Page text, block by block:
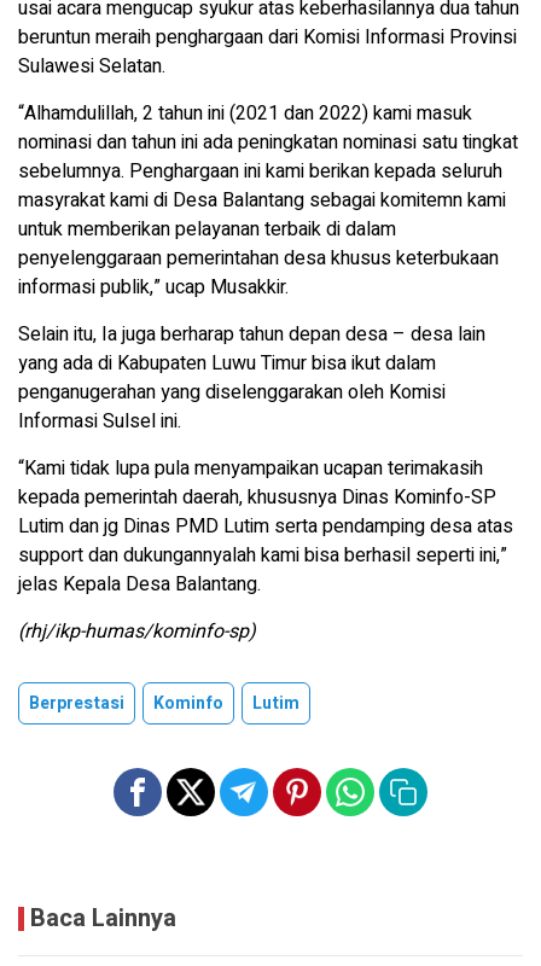
usai acara mengucap syukur atas keberhasilannya dua tahun
beruntun meraih penghargaan dari Komisi Informasi Provinsi
Sulawesi Selatan.
“Alhamdulillah, 2 tahun ini (2021 dan 2022) kami masuk
nominasi dan tahun ini ada peningkatan nominasi satu tingkat
sebelumnya. Penghargaan ini kami berikan kepada seluruh
masyrakat kami di Desa Balantang sebagai komitemn kami
untuk memberikan pelayanan terbaik di dalam
penyelenggaraan pemerintahan desa khusus keterbukaan
informasi publik,” ucap Musakkir.
Selain itu, Ia juga berharap tahun depan desa – desa lain
yang ada di Kabupaten Luwu Timur bisa ikut dalam
penganugerahan yang diselenggarakan oleh Komisi
Informasi Sulsel ini.
“Kami tidak lupa pula menyampaikan ucapan terimakasih
kepada pemerintah daerah, khususnya Dinas Kominfo-SP
Lutim dan jg Dinas PMD Lutim serta pendamping desa atas
support dan dukungannyalah kami bisa berhasil seperti ini,”
jelas Kepala Desa Balantang.
(rhj/ikp-humas/kominfo-sp)
Berprestasi Kominfo Lutim
Baca Lainnya